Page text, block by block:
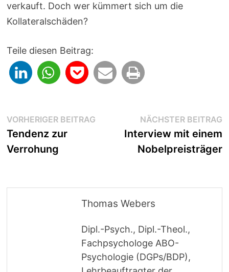
verkauft. Doch wer kümmert sich um die
Kollateralschäden?
Teile diesen Beitrag:
Beitragsnavigation
VORHERIGER BEITRAG Vorheriger
Beitrag:
Tendenz zur
Verrohung
NÄCHSTER BEITRAG
Interview mit einem
Nobelpreisträger
Thomas Webers
Dipl.-Psych., Dipl.-Theol.,
Fachpsychologe ABO-
Psychologie (DGPs/BDP),